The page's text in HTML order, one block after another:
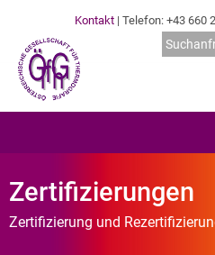
Kontakt | Telefon: +43 660
News & Veranstaltungen
Zertifizierungen
Zertifizierung und